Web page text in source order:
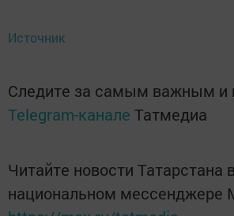
Источник
Следите за самым важным и
Telegram-канале Татмедиа
Читайте новости Татарстана в
национальном мессенджере